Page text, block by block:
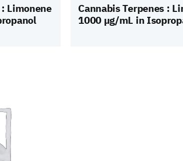
Limonene Cannabis Terpenes :
1000 µg/mL in